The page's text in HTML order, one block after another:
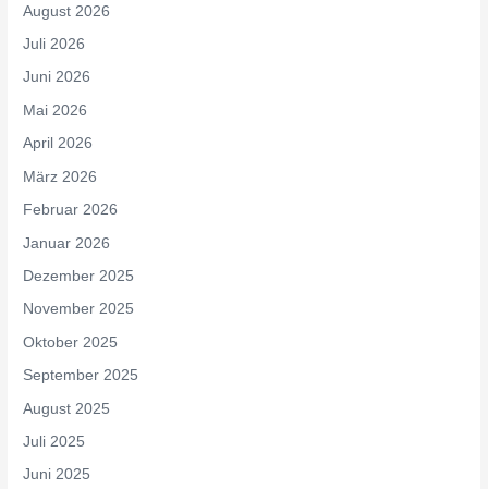
August 2026
Juli 2026
Juni 2026
Mai 2026
April 2026
März 2026
Februar 2026
Januar 2026
Dezember 2025
November 2025
Oktober 2025
September 2025
August 2025
Juli 2025
Juni 2025